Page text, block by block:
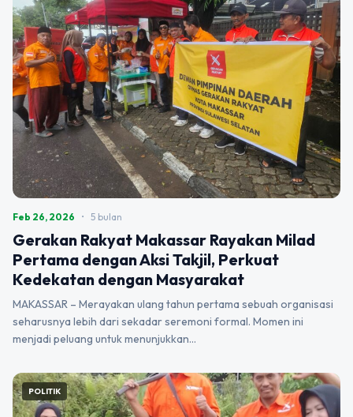
Feb 26, 2026 • 5 bulan
Gerakan Rakyat Makassar Rayakan Milad
Pertama dengan Aksi Takjil, Perkuat
Kedekatan dengan Masyarakat
MAKASSAR – Merayakan ulang tahun pertama sebuah organisasi
seharusnya lebih dari sekadar seremoni formal. Momen ini
menjadi peluang untuk menunjukkan…
POLITIK